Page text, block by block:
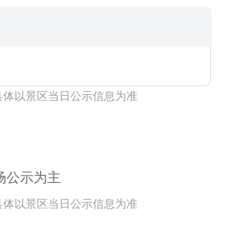
以景区当日公示信息为准
公示为主
以景区当日公示信息为准